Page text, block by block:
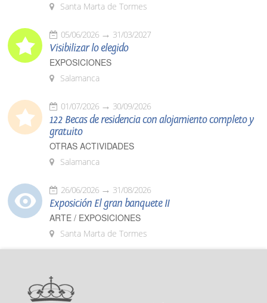
Santa Marta de Tormes
05/06/2026 31/03/2027
Visibilizar lo elegido
EXPOSICIONES
Salamanca
01/07/2026 30/09/2026
122 Becas de residencia con alojamiento completo y
gratuito
OTRAS ACTIVIDADES
Salamanca
26/06/2026 31/08/2026
Exposición El gran banquete II
ARTE / EXPOSICIONES
Santa Marta de Tormes